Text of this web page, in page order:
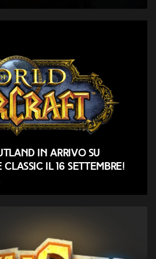
in arrivo su
il 16 settembre!